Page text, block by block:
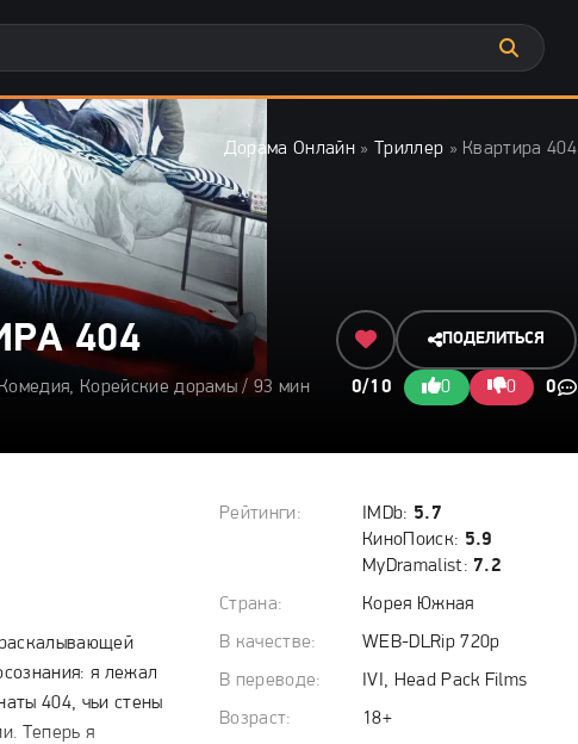
Дорама Онлайн» Триллер » Квартира 404
404 ПОДЕЛИТЬСЯ
Корейские дорамы / 93 мин 0/10 0 0 0
я лежал
404, чьи стены
Теперь я
Рейтинги: IMDb: 5.7
КиноПоиск: 5.9
MyDramalist: 7.2
Страна:
Корея Южная
В качестве:
WEB-DLRip 720p
В переводе:
IVI, Head Pack Films
Возраст:
18+